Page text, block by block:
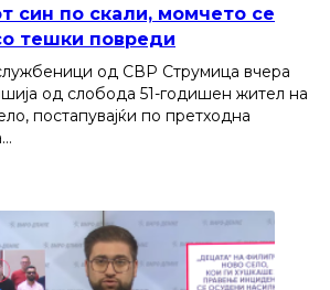
син по скали, момчето се
тешки повреди
од СВР Струмица вчера
од слобода 51-годишен жител на
постапувајќи по претходна